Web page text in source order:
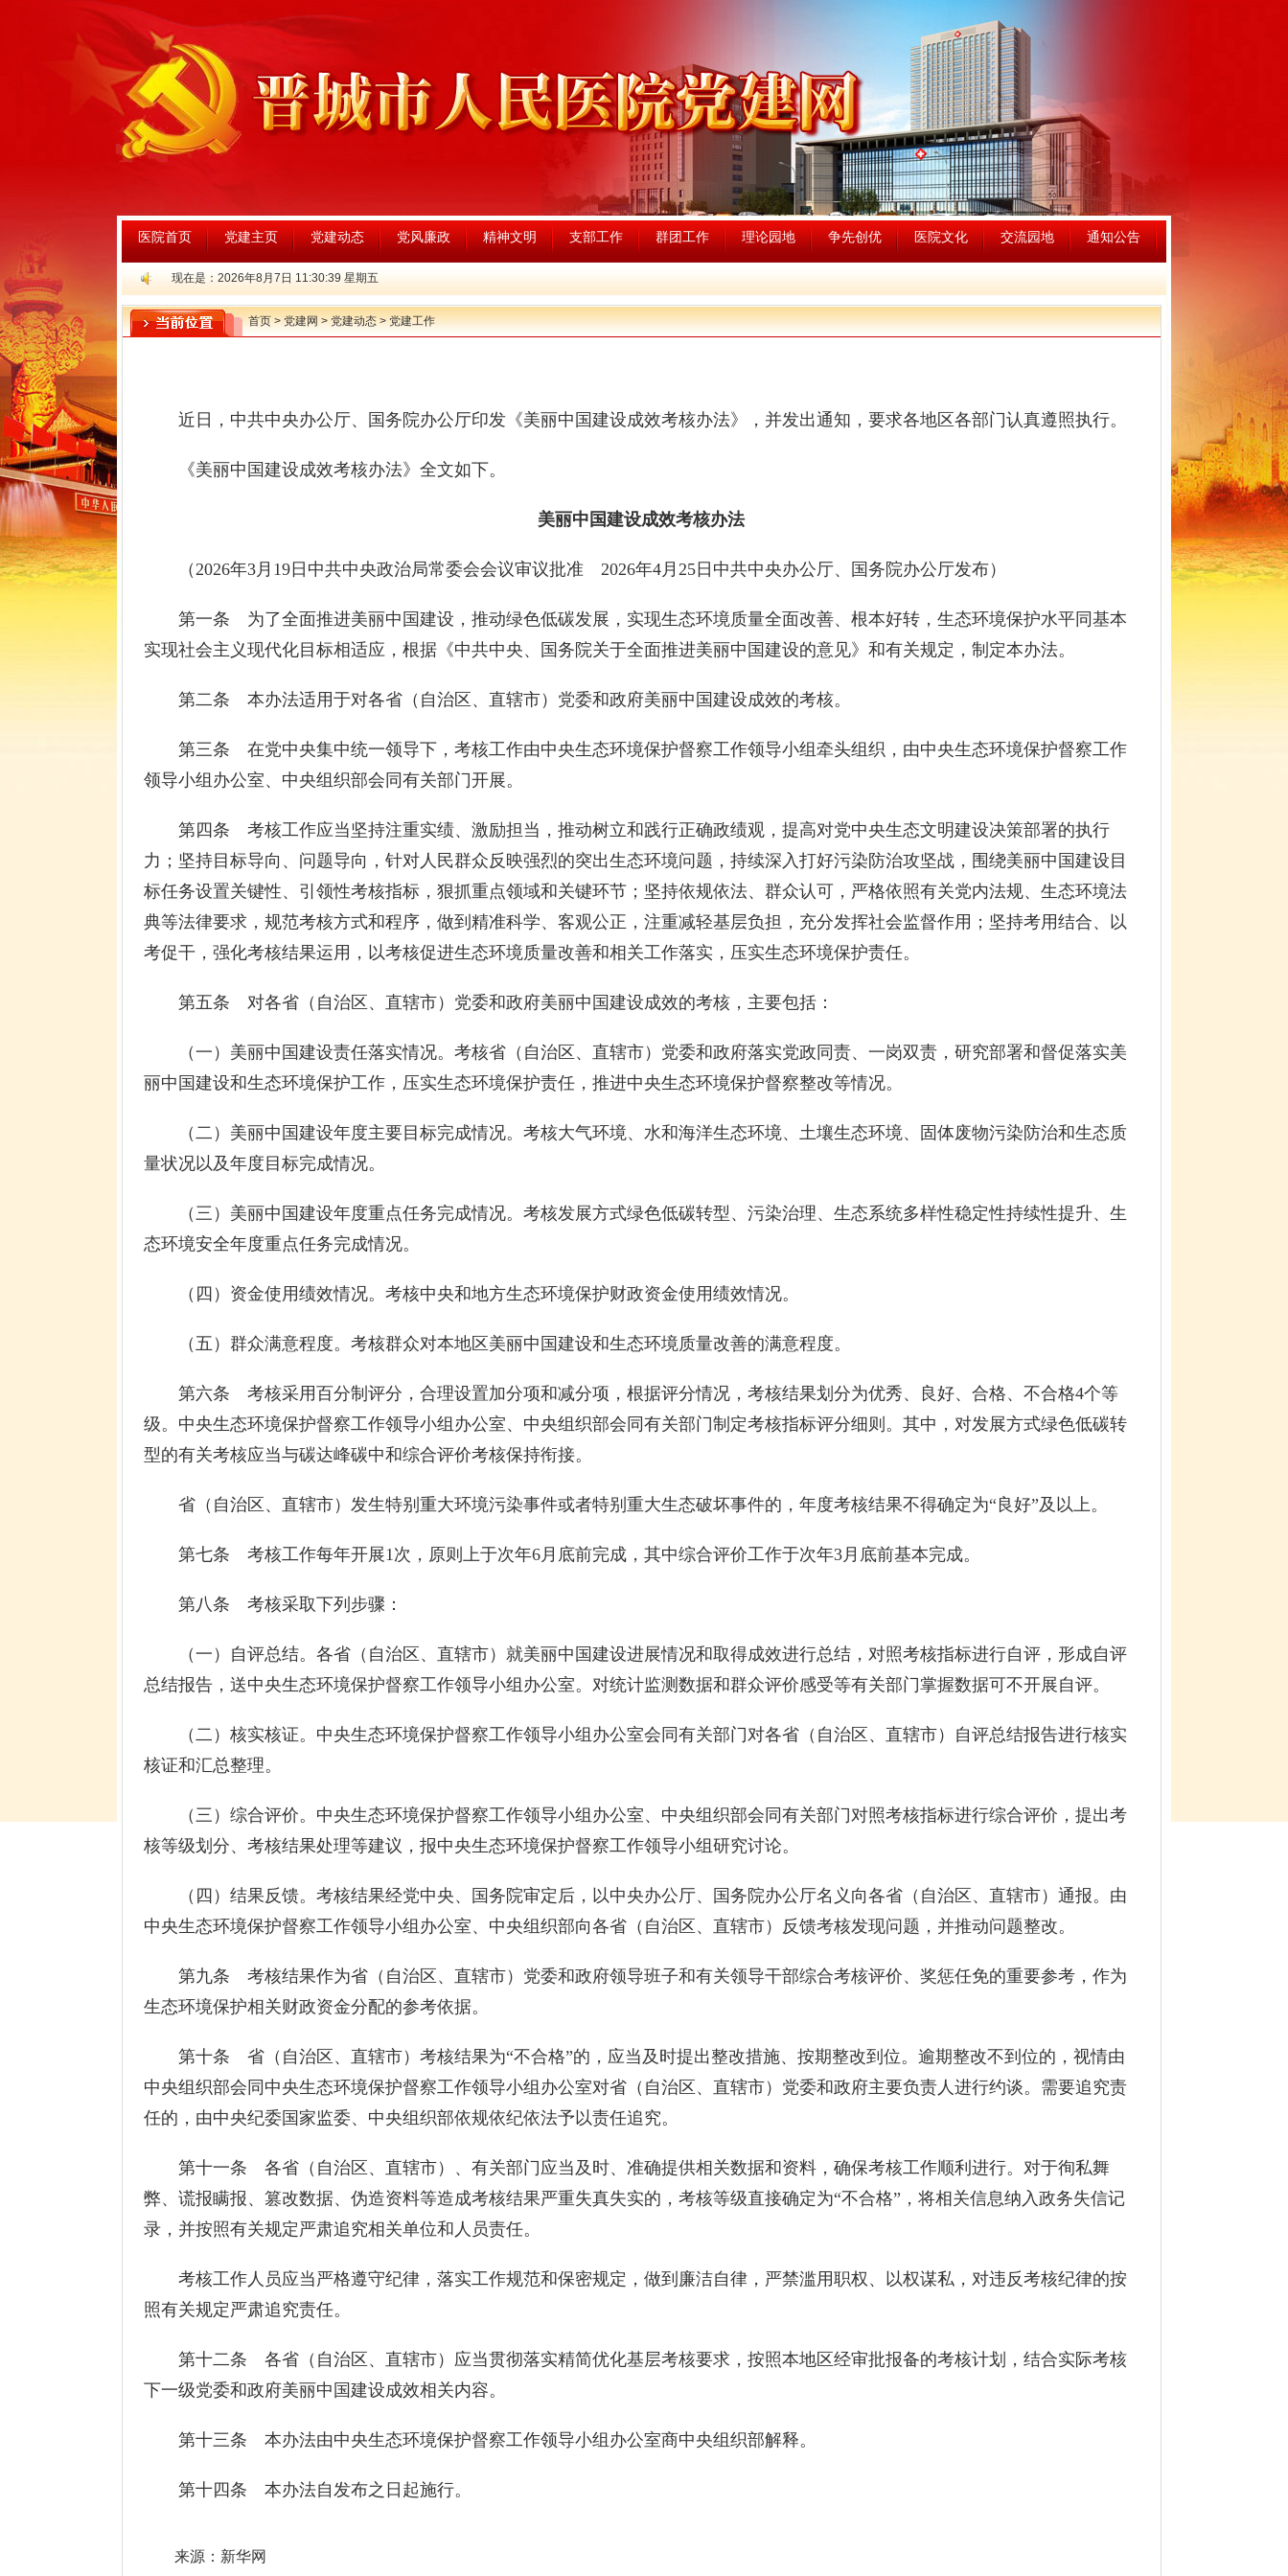
医院首页 党建主页 党建动态 党风廉政 精神文明 支部工作 群团工作 理论园地 争先创优 医院文化 交流园地 通知公告
现在是：2026年8月7日 11:30:40 星期五
首页>党建网>党建动态>党建工作
近日，中共中央办公厅、国务院办公厅印发《美丽中国建设成效考核办法》，并发出通知，要求各地区各部门认真遵照执行。
《美丽中国建设成效考核办法》全文如下。
美丽中国建设成效考核办法
（2026年3月19日中共中央政治局常委会会议审议批准 2026年4月25日中共中央办公厅、国务院办公厅发布）
第一条 为了全面推进美丽中国建设，推动绿色低碳发展，实现生态环境质量全面改善、根本好转，生态环境保护水平同基本
实现社会主义现代化目标相适应，根据《中共中央、国务院关于全面推进美丽中国建设的意见》和有关规定，制定本办法。
第二条 本办法适用于对各省（自治区、直辖市）党委和政府美丽中国建设成效的考核。
第三条 在党中央集中统一领导下，考核工作由中央生态环境保护督察工作领导小组牵头组织，由中央生态环境保护督察工作
领导小组办公室、中央组织部会同有关部门开展。
第四条 考核工作应当坚持注重实绩、激励担当，推动树立和践行正确政绩观，提高对党中央生态文明建设决策部署的执行
力；坚持目标导向、问题导向，针对人民群众反映强烈的突出生态环境问题，持续深入打好污染防治攻坚战，围绕美丽中国建设目
标任务设置关键性、引领性考核指标，狠抓重点领域和关键环节；坚持依规依法、群众认可，严格依照有关党内法规、生态环境法
典等法律要求，规范考核方式和程序，做到精准科学、客观公正，注重减轻基层负担，充分发挥社会监督作用；坚持考用结合、以
考促干，强化考核结果运用，以考核促进生态环境质量改善和相关工作落实，压实生态环境保护责任。
第五条 对各省（自治区、直辖市）党委和政府美丽中国建设成效的考核，主要包括：
（一）美丽中国建设责任落实情况。考核省（自治区、直辖市）党委和政府落实党政同责、一岗双责，研究部署和督促落实美
丽中国建设和生态环境保护工作，压实生态环境保护责任，推进中央生态环境保护督察整改等情况。
（二）美丽中国建设年度主要目标完成情况。考核大气环境、水和海洋生态环境、土壤生态环境、固体废物污染防治和生态质
量状况以及年度目标完成情况。
（三）美丽中国建设年度重点任务完成情况。考核发展方式绿色低碳转型、污染治理、生态系统多样性稳定性持续性提升、生
态环境安全年度重点任务完成情况。
（四）资金使用绩效情况。考核中央和地方生态环境保护财政资金使用绩效情况。
（五）群众满意程度。考核群众对本地区美丽中国建设和生态环境质量改善的满意程度。
第六条 考核采用百分制评分，合理设置加分项和减分项，根据评分情况，考核结果划分为优秀、良好、合格、不合格4个等
级。中央生态环境保护督察工作领导小组办公室、中央组织部会同有关部门制定考核指标评分细则。其中，对发展方式绿色低碳转
型的有关考核应当与碳达峰碳中和综合评价考核保持衔接。
省（自治区、直辖市）发生特别重大环境污染事件或者特别重大生态破坏事件的，年度考核结果不得确定为“良好”及以上。
第七条 考核工作每年开展1次，原则上于次年6月底前完成，其中综合评价工作于次年3月底前基本完成。
第八条 考核采取下列步骤：
（一）自评总结。各省（自治区、直辖市）就美丽中国建设进展情况和取得成效进行总结，对照考核指标进行自评，形成自评
总结报告，送中央生态环境保护督察工作领导小组办公室。对统计监测数据和群众评价感受等有关部门掌握数据可不开展自评。
（二）核实核证。中央生态环境保护督察工作领导小组办公室会同有关部门对各省（自治区、直辖市）自评总结报告进行核实
核证和汇总整理。
（三）综合评价。中央生态环境保护督察工作领导小组办公室、中央组织部会同有关部门对照考核指标进行综合评价，提出考
核等级划分、考核结果处理等建议，报中央生态环境保护督察工作领导小组研究讨论。
（四）结果反馈。考核结果经党中央、国务院审定后，以中央办公厅、国务院办公厅名义向各省（自治区、直辖市）通报。由
中央生态环境保护督察工作领导小组办公室、中央组织部向各省（自治区、直辖市）反馈考核发现问题，并推动问题整改。
第九条 考核结果作为省（自治区、直辖市）党委和政府领导班子和有关领导干部综合考核评价、奖惩任免的重要参考，作为
生态环境保护相关财政资金分配的参考依据。
第十条 省（自治区、直辖市）考核结果为“不合格”的，应当及时提出整改措施、按期整改到位。逾期整改不到位的，视情由
中央组织部会同中央生态环境保护督察工作领导小组办公室对省（自治区、直辖市）党委和政府主要负责人进行约谈。需要追究责
任的，由中央纪委国家监委、中央组织部依规依纪依法予以责任追究。
第十一条 各省（自治区、直辖市）、有关部门应当及时、准确提供相关数据和资料，确保考核工作顺利进行。对于徇私舞
弊、谎报瞒报、篡改数据、伪造资料等造成考核结果严重失真失实的，考核等级直接确定为“不合格”，将相关信息纳入政务失信记
录，并按照有关规定严肃追究相关单位和人员责任。
考核工作人员应当严格遵守纪律，落实工作规范和保密规定，做到廉洁自律，严禁滥用职权、以权谋私，对违反考核纪律的按
照有关规定严肃追究责任。
第十二条 各省（自治区、直辖市）应当贯彻落实精简优化基层考核要求，按照本地区经审批报备的考核计划，结合实际考核
下一级党委和政府美丽中国建设成效相关内容。
第十三条 本办法由中央生态环境保护督察工作领导小组办公室商中央组织部解释。
第十四条 本办法自发布之日起施行。
来源：新华网